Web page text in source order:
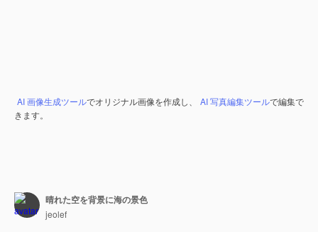
AI 画像生成ツールでオリジナル画像を作成し、 AI 写真編集ツールで編集で
きます。
晴れた空を背景に海の景色
jeolef